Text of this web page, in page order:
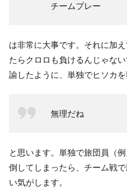
チームプレー
は非常に大事です。それに加
たらクロロも負けるんじゃな
諭したように、単独でヒソカ
無理だね
と思います。単独で旅団員（
倒してしまったら、チーム戦
い気がします。